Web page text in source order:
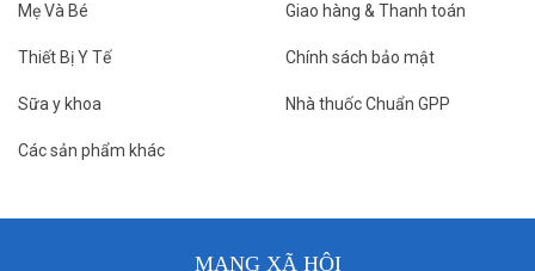
Mẹ Và Bé
Thiết Bị Y Tế
Sữa y khoa
Các sản phẩm khác
Giao hàng & Thanh toán
Chính sách bảo mật
Nhà thuốc Chuẩn GPP
MẠNG XÃ HỘI